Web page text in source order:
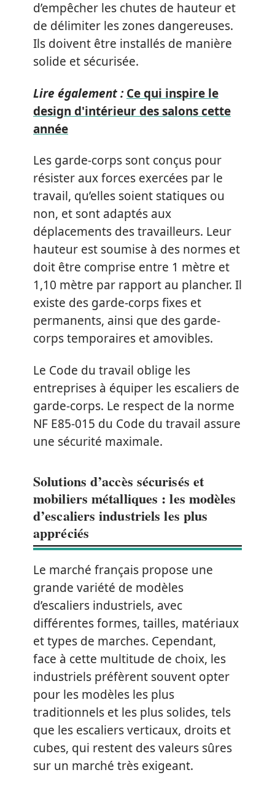
d’empêcher les chutes de hauteur et
de délimiter les zones dangereuses.
Ils doivent être installés de manière
solide et sécurisée.
Lire également : Ce qui inspire le
design d'intérieur des salons cette
année
Les garde-corps sont conçus pour
résister aux forces exercées par le
travail, qu’elles soient statiques ou
non, et sont adaptés aux
déplacements des travailleurs. Leur
hauteur est soumise à des normes et
doit être comprise entre 1 mètre et
1,10 mètre par rapport au plancher. Il
existe des garde-corps fixes et
permanents, ainsi que des garde-
corps temporaires et amovibles.
Le Code du travail oblige les
entreprises à équiper les escaliers de
garde-corps. Le respect de la norme
NF E85-015 du Code du travail assure
une sécurité maximale.
Solutions d’accès sécurisés et
mobiliers métalliques : les modèles
d’escaliers industriels les plus
appréciés
Le marché français propose une
grande variété de modèles
d’escaliers industriels, avec
différentes formes, tailles, matériaux
et types de marches. Cependant,
face à cette multitude de choix, les
industriels préfèrent souvent opter
pour les modèles les plus
traditionnels et les plus solides, tels
que les escaliers verticaux, droits et
cubes, qui restent des valeurs sûres
sur un marché très exigeant.